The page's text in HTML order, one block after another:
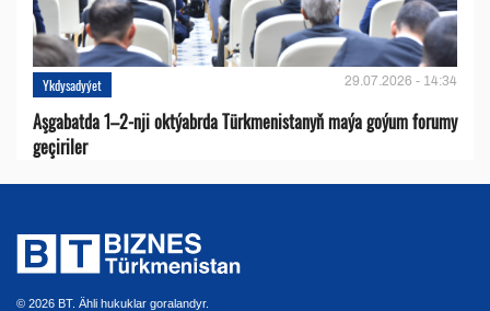
Ykdysadyýet 29.07.2026 - 14:34
Aşgabatda 1–2-nji oktýabrda Türkmenistanyň maýa goýum forumy
geçiriler
© 2026 BT. Ähli hukuklar goralandyr.